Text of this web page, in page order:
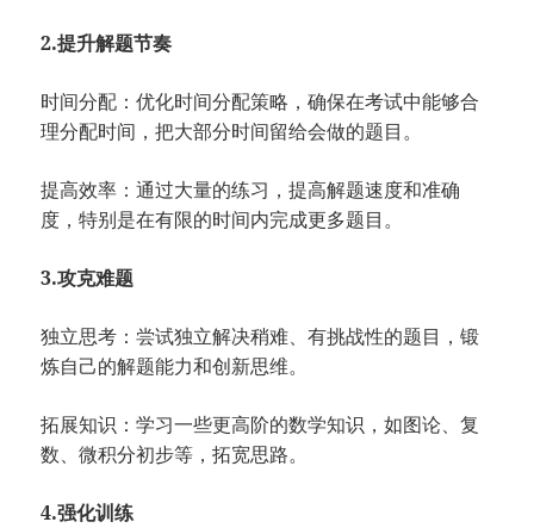
2.提升解题节奏
时间分配：优化时间分配策略，确保在考试中能够合
理分配时间，把大部分时间留给会做的题目。
提高效率：通过大量的练习，提高解题速度和准确
度，特别是在有限的时间内完成更多题目。
3.攻克难题
独立思考：尝试独立解决稍难、有挑战性的题目，锻
炼自己的解题能力和创新思维。
拓展知识：学习一些更高阶的数学知识，如图论、复
数、微积分初步等，拓宽思路。
4.强化训练